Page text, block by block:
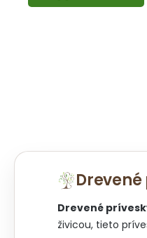
Drevené
živicou, tieto